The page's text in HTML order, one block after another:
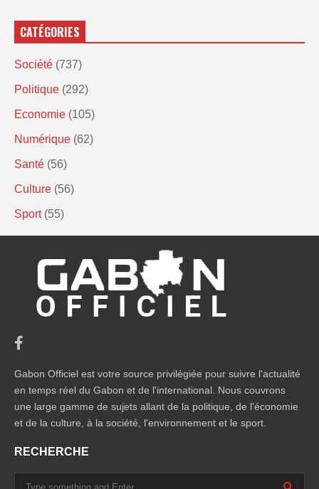
CATÉGORIES
Société (737)
Politique (292)
Economie (105)
Numérique (62)
Santé (56)
Culture (56)
Sport (55)
Gabon Officiel est votre source privilégiée pour suivre l'actualité
en temps réel du Gabon et de l'international. Nous couvrons
une large gamme de sujets allant de la politique, de l'économie
et de la culture, à la société, l'environnement et le sport.
RECHERCHE